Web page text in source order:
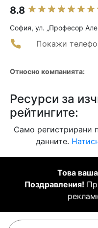
8.8
София, ул. „Професор
Покажи
Относно компанията:
Ресурси за
рейтингите:
Само регистрирани
данните.
Това
Поздравления!